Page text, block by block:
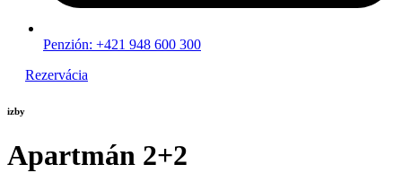
Penzión: +421 948 600 300
Rezervácia
izby
Apartmán 2+2